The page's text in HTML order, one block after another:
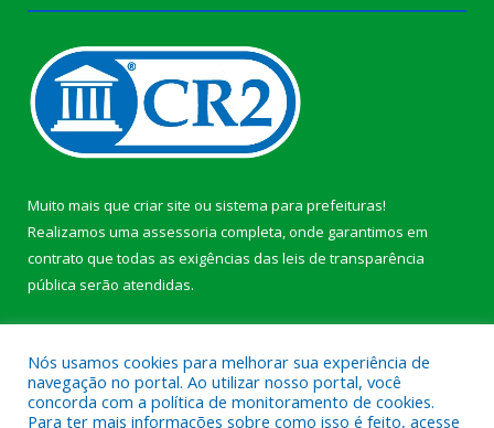
Muito mais que criar site ou sistema para prefeituras!
Realizamos uma assessoria completa, onde garantimos em
contrato que todas as exigências das leis de transparência
pública serão atendidas.
Nós usamos cookies para melhorar sua experiência de
navegação no portal. Ao utilizar nosso portal, você
concorda com a política de monitoramento de cookies.
Para ter mais informações sobre como isso é feito, acesse